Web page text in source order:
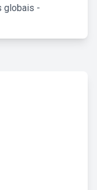
globais -